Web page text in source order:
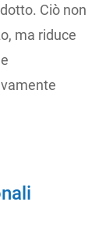
Ciò non
ma riduce